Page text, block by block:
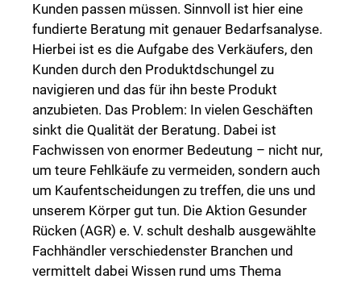
Kunden passen müssen. Sinnvoll ist hier eine
fundierte Beratung mit genauer Bedarfsanalyse.
Hierbei ist es die Aufgabe des Verkäufers, den
Kunden durch den Produktdschungel zu
navigieren und das für ihn beste Produkt
anzubieten. Das Problem: In vielen Geschäften
sinkt die Qualität der Beratung. Dabei ist
Fachwissen von enormer Bedeutung – nicht nur,
um teure Fehlkäufe zu vermeiden, sondern auch
um Kaufentscheidungen zu treffen, die uns und
unserem Körper gut tun. Die Aktion Gesunder
Rücken (AGR) e. V. schult deshalb ausgewählte
Fachhändler verschiedenster Branchen und
vermittelt dabei Wissen rund ums Thema